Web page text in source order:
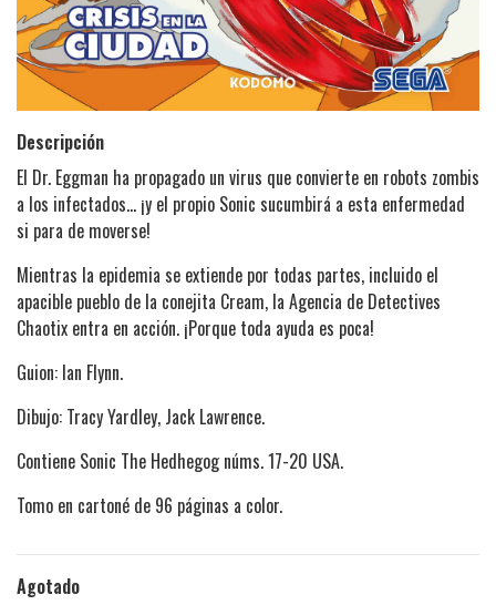
Descripción
El Dr. Eggman ha propagado un virus que convierte en robots zombis
a los infectados... ¡y el propio Sonic sucumbirá a esta enfermedad
si para de moverse!
Mientras la epidemia se extiende por todas partes, incluido el
apacible pueblo de la conejita Cream, la Agencia de Detectives
Chaotix entra en acción. ¡Porque toda ayuda es poca!
Guion: Ian Flynn.
Dibujo: Tracy Yardley, Jack Lawrence.
Contiene Sonic The Hedhegog núms. 17-20 USA.
Tomo en cartoné de 96 páginas a color.
Agotado